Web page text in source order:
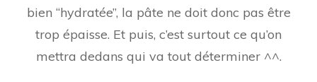
bien “hydratée”, la pâte ne doit donc pas être
trop épaisse. Et puis, c’est surtout ce qu’on
mettra dedans qui va tout déterminer ^^.